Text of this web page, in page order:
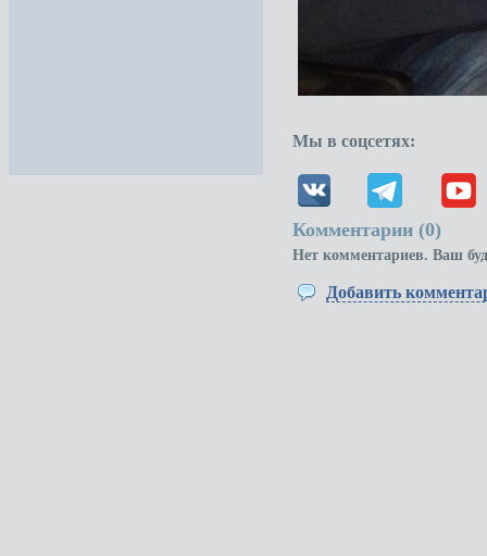
Мы в соцсетях:
Комментарии (0)
Нет комментариев. Ваш
Добавить